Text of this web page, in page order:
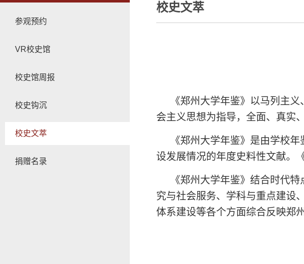
参观预约
VR校史馆
校史馆周报
校史钩沉
校史文萃
捐赠名录
校史文萃
《郑州大学年鉴》以马列主
会主义思想为指导，全面、真实
《郑州大学年鉴》是由学校
设发展情况的年度史料性文献。
《郑州大学年鉴》结合时代
究与社会服务、学科与重点建设
体系建设等各个方面综合反映郑